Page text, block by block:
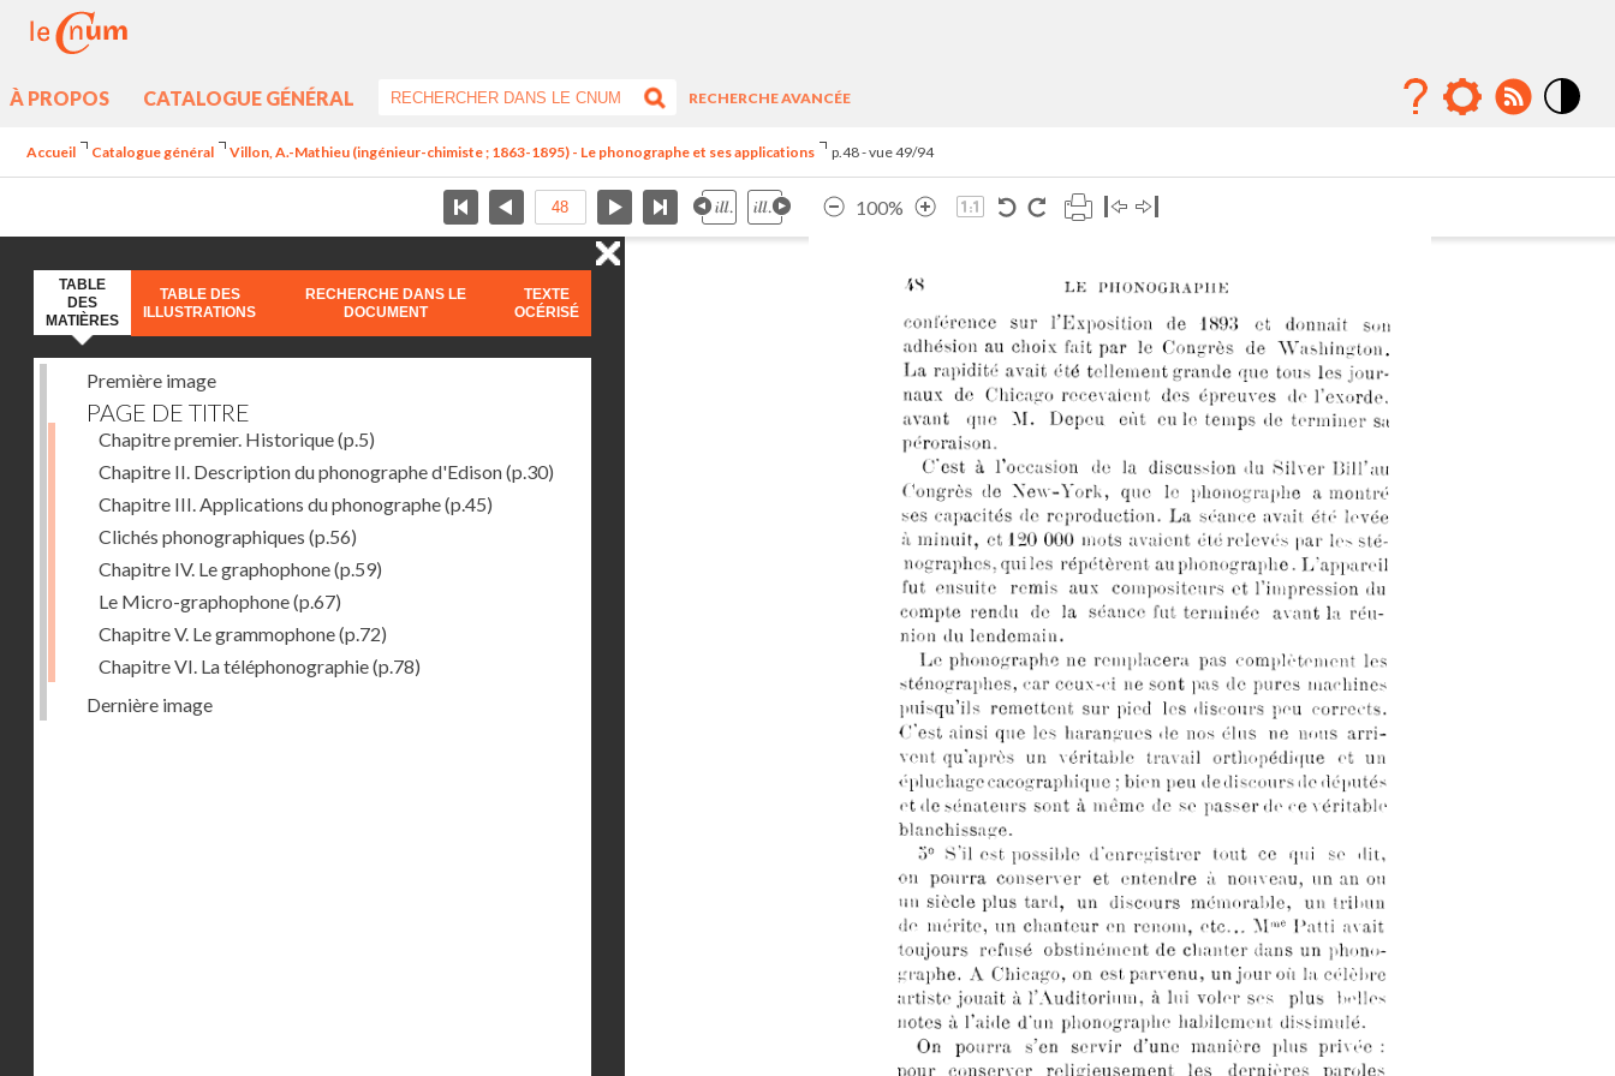
À PROPOS CATALOGUE GÉNÉRAL
RECHERCHE AVANCÉE
Accueil Catalogue général Villon, A.-Mathieu (ingénieur-chimiste ; 1863-1895) - Le phonographe et ses applications p.48 - vue 49/94
100%
TABLE
DES
MATIÈRES
TABLE DES
ILLUSTRATIONS
RECHERCHE DANS LE
DOCUMENT
TEXTE
OCÉRISÉ
Première image
PAGE DE TITRE
Chapitre premier. Historique(p.5)
Chapitre II. Description du phonographe d'Edison(p.30)
Chapitre III. Applications du phonographe(p.45)
Clichés phonographiques (p.56)
Chapitre IV. Le graphophone(p.59)
Le Micro-graphophone(p.67)
Chapitre V. Le grammophone(p.72)
Chapitre VI. La téléphonographie(p.78)
Dernière image